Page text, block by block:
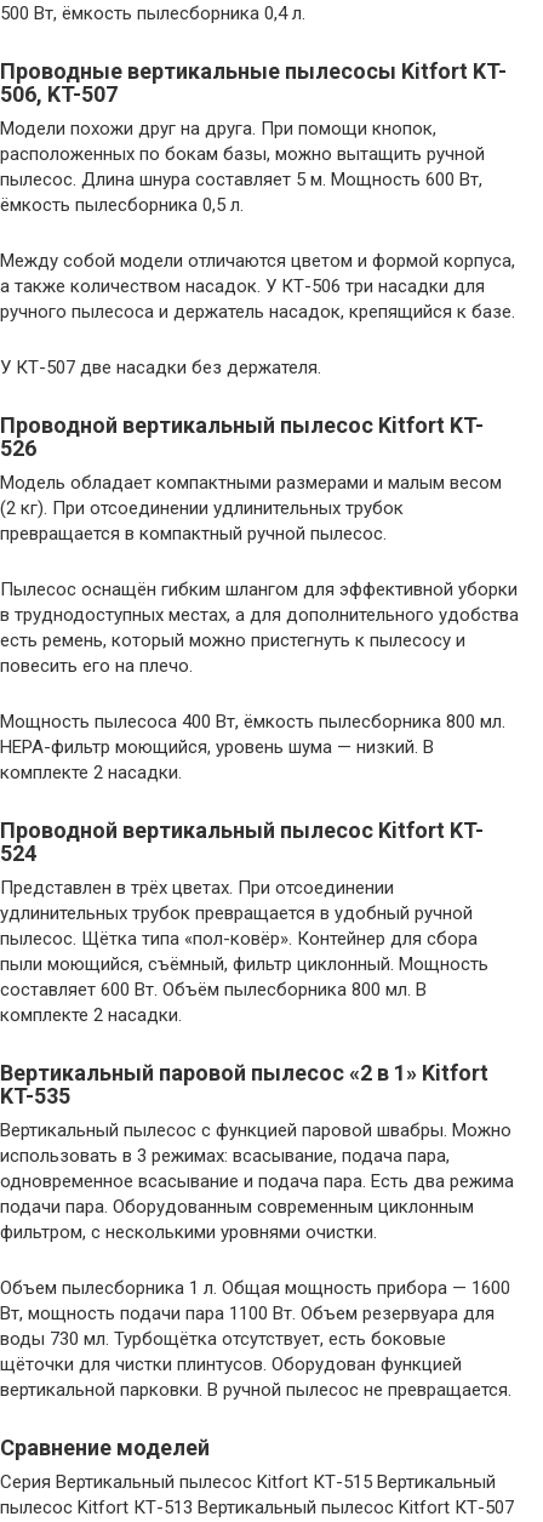
500 Вт, ёмкость пылесборника 0,4 л.
Проводные вертикальные пылесосы Kitfort KT-
506, KT-507
Модели похожи друг на друга. При помощи кнопок,
расположенных по бокам базы, можно вытащить ручной
пылесос. Длина шнура составляет 5 м. Мощность 600 Вт,
ёмкость пылесборника 0,5 л.
Между собой модели отличаются цветом и формой корпуса,
а также количеством насадок. У КТ-506 три насадки для
ручного пылесоса и держатель насадок, крепящийся к базе.
У КТ-507 две насадки без держателя.
Проводной вертикальный пылесос Kitfort KT-
526
Модель обладает компактными размерами и малым весом
(2 кг). При отсоединении удлинительных трубок
превращается в компактный ручной пылесос.
Пылесос оснащён гибким шлангом для эффективной уборки
в труднодоступных местах, а для дополнительного удобства
есть ремень, который можно пристегнуть к пылесосу и
повесить его на плечо.
Мощность пылесоса 400 Вт, ёмкость пылесборника 800 мл.
HEPA-фильтр моющийся, уровень шума — низкий. В
комплекте 2 насадки.
Проводной вертикальный пылесос Kitfort KT-
524
Представлен в трёх цветах. При отсоединении
удлинительных трубок превращается в удобный ручной
пылесос. Щётка типа «пол-ковёр». Контейнер для сбора
пыли моющийся, съёмный, фильтр циклонный. Мощность
составляет 600 Вт. Объём пылесборника 800 мл. В
комплекте 2 насадки.
Вертикальный паровой пылесос «2 в 1» Kitfort
KT-535
Вертикальный пылесос с функцией паровой швабры. Можно
использовать в 3 режимах: всасывание, подача пара,
одновременное всасывание и подача пара. Есть два режима
подачи пара. Оборудованным современным циклонным
фильтром, с несколькими уровнями очистки.
Объем пылесборника 1 л. Общая мощность прибора — 1600
Вт, мощность подачи пара 1100 Вт. Объем резервуара для
воды 730 мл. Турбощётка отсутствует, есть боковые
щёточки для чистки плинтусов. Оборудован функцией
вертикальной парковки. В ручной пылесос не превращается.
Сравнение моделей
Серия Вертикальный пылесос Kitfort КТ-515 Вертикальный
пылесос Kitfort КТ-513 Вертикальный пылесос Kitfort КТ-507